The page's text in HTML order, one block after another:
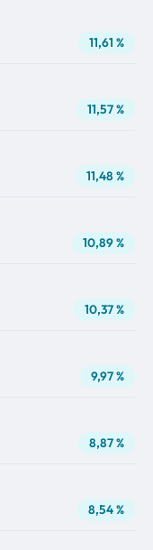
11,61 %
11,57 %
11,48 %
10,89 %
10,37 %
9,97 %
8,87 %
8,54 %